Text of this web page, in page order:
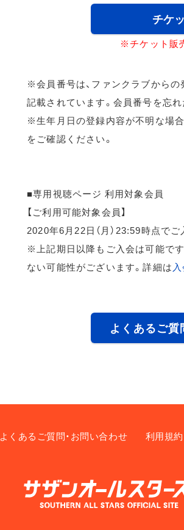
チケ
※チケット販
※会員番号は、ファンクラブから
記載されています。会員番号を忘
※生年月日の登録内容が不明な場合
をご確認ください。
■専用視聴ページ 利用対象会員
【ご利用可能対象会員】
2020年6月22日（月）23:59時点で
※上記期日以降もご入会は可能で
ない可能性がございます。詳細は
よくあるご質
よくあるご質問・お問い合わせ 利用規約